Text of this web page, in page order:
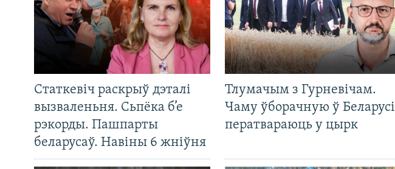
Статкевіч раскрыў дэталі
вызваленьня. Сьпёка б’е
рэкорды. Пашпарты
беларусаў. Навіны 6 жніўня
Тлумачым з Гурневічам.
Чаму ўборачную ў Беларусі
ператвараюць у цырк